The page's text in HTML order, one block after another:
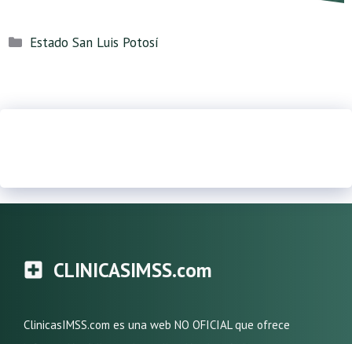
Categorías
Estado San Luis Potosí
CLINICASIMSS.com
ClinicasIMSS.com es una web NO OFICIAL que ofrece